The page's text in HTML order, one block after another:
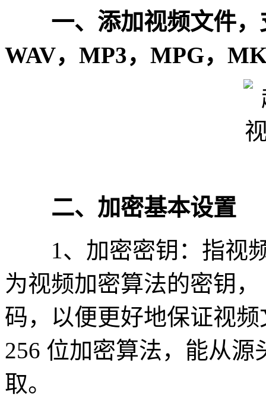
一、添加视频文件，
WAV，MP3，MPG，
二、加密基本设置
1、加密密钥：指视频
为视频加密算法的密钥
码，以便更好地保证视
256 位加密算法，能从
取。